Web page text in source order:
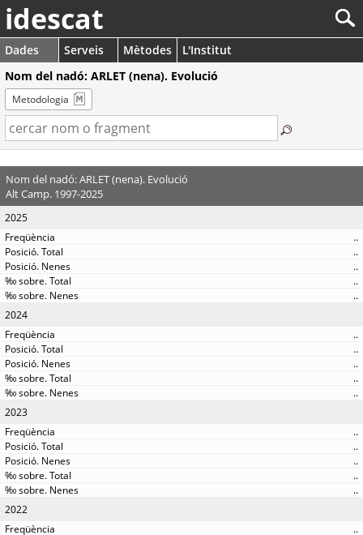
idescat
Dades Serveis Mètodes
L'Institut
Nom del nadó: ARLET (nena). Evolució
Metodologia
Nom del nadó: ARLET (nena). Evolució
Alt Camp. 1997-2025
2025
..
..
..
..
..
2024
..
..
..
..
..
2023
..
..
..
..
..
2022
..